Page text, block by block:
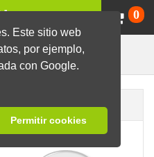
Este sitio web
por ejemplo,
con Google.
Permitir cookies
0